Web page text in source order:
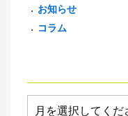
お知らせ
コラム